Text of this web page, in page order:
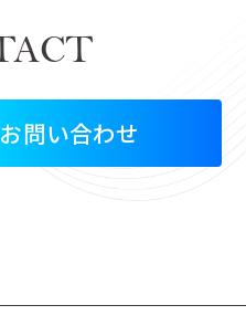
問い合わせ